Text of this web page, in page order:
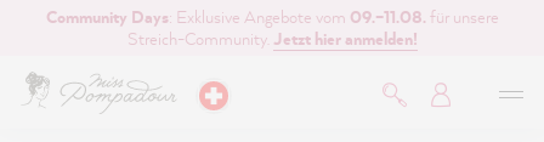
springen
Community Days: Exklusive Angebote vom 09.–11.08. für unsere
Streich-Community. Jetzt hier anmelden!